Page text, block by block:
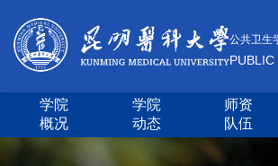
公共卫生
PUBLIC
学院
概况
学院
动态
师资
队伍